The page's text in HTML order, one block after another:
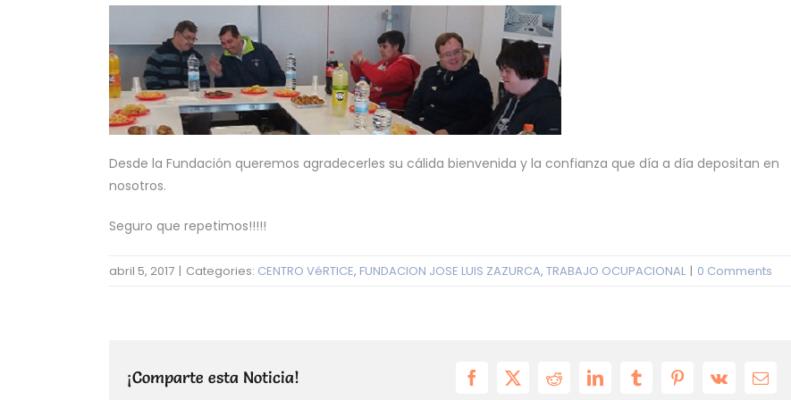
Desde la Fundación queremos agradecerles su cálida bienvenida y la confianza que día a día depositan en
nosotros.
Seguro que repetimos!!!!!
abril 5, 2017 | Categories: CENTRO VéRTICE, FUNDACION JOSE LUIS ZAZURCA, TRABAJO OCUPACIONAL | 0 Comments
¡Comparte esta Noticia! Facebook
X RedditLinkedInTumblrPinterest
Vk Email